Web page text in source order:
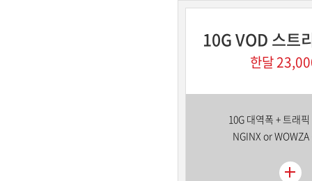
10G VOD 스트
한달
10G 대역폭 + 트래
NGINX or